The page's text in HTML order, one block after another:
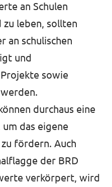
an Schulen
zu leben, sollten
an schulischen
und
sowie
durchaus eine
das eigene
fördern. Auch
der BRD
verkörpert, wird